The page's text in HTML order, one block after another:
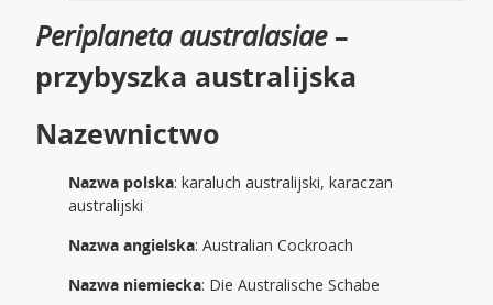
Periplaneta australasiae–
przybyszka australijska
Nazewnictwo
Nazwa polska: karaluch australijski, karaczan
australijski
Nazwa angielska: Australian Cockroach
Nazwa niemiecka: Die Australische Schabe